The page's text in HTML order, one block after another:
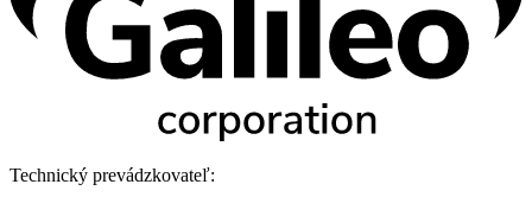
Technický prevádzkovateľ: